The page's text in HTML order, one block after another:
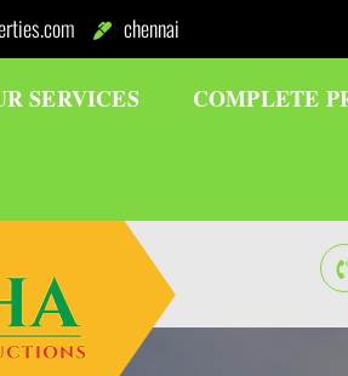
chennai
SERVICES COMPLETE